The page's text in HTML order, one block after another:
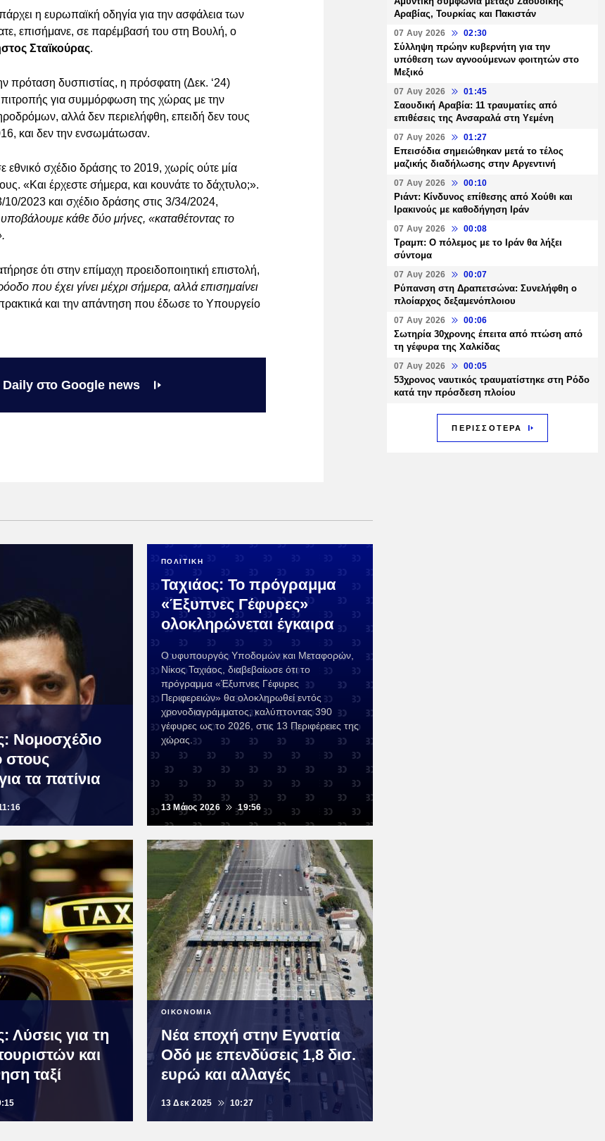
η ευρωπαϊκή οδηγία για την ασφάλεια των
επισήμανε, σε παρέμβασή του στη Βουλή, ο
Σταϊκούρας.
πρόταση δυσπιστίας, η πρόσφατη (Δεκ. ‘24)
για συμμόρφωση της χώρας με την
αλλά δεν περιελήφθη, επειδή δεν τους
και δεν την ενσωμάτωσαν.
σχέδιο δράσης το 2019, χωρίς ούτε μία
«Και έρχεστε σήμερα, και κουνάτε το δάχτυλο;».
2023 και σχέδιο δράσης στις 3/34/2024,
κάθε δύο μήνες, «καταθέτοντας το
ότι στην επίμαχη προειδοποιητική επιστολή,
που έχει γίνει μέχρι σήμερα, αλλά επισημαίνει
και την απάντηση που έδωσε το Υπουργείο
στο Google news
Νομοσχέδιο
στους
τα πατίνια
ΠΟΛΙΤΙΚΗ
Ταχιάος: Το πρόγραμμα
«Έξυπνες Γέφυρες»
ολοκληρώνεται έγκαιρα
Ο υφυπουργός Υποδομών και Μεταφορών,
Νίκος Ταχιάος, διαβεβαίωσε ότι το
πρόγραμμα «Έξυπνες Γέφυρες
Περιφερειών» θα ολοκληρωθεί εντός
χρονοδιαγράμματος, καλύπτοντας 390
γέφυρες ως το 2026, στις 13 Περιφέρειες της
χώρας.
13 Μάιος 2026 19:56
Λύσεις για τη
και
ταξί
ΟΙΚΟΝΟΜΙΑ
Νέα εποχή στην Εγνατία
Οδό με επενδύσεις 1,8 δισ.
ευρώ και αλλαγές
13 Δεκ 2025 10:27
Αραβίας, Τουρκίας και Πακιστάν
07 Αυγ 2026 02:30
Σύλληψη πρώην κυβερνήτη για την
υπόθεση των αγνοούμενων φοιτητών στο
Μεξικό
07 Αυγ 2026 01:45
Σαουδική Αραβία: 11 τραυματίες από
επιθέσεις της Ανσαραλά στη Υεμένη
07 Αυγ 2026 01:27
Επεισόδια σημειώθηκαν μετά το τέλος
μαζικής διαδήλωσης στην Αργεντινή
07 Αυγ 2026 00:10
Ριάντ: Κίνδυνος επίθεσης από Χούθι και
Ιρακινούς με καθοδήγηση Ιράν
07 Αυγ 2026 00:08
Τραμπ: Ο πόλεμος με το Ιράν θα λήξει
σύντομα
07 Αυγ 2026 00:07
Ρύπανση στη Δραπετσώνα: Συνελήφθη ο
πλοίαρχος δεξαμενόπλοιου
07 Αυγ 2026 00:06
Σωτηρία 30χρονης έπειτα από πτώση από
τη γέφυρα της Χαλκίδας
07 Αυγ 2026 00:05
53χρονος ναυτικός τραυματίστηκε στη Ρόδο
κατά την πρόσδεση πλοίου
ΠΕΡΙΣΣΟΤΕΡΑ